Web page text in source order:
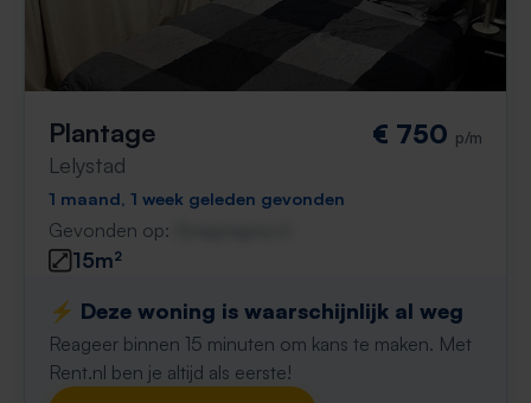
Plantage
Lelystad
€ 750 p/m
1 maand, 1 week geleden gevonden
Gevonden op:
15m²
⚡️ Deze woning is waarschijnlijk al weg
Reageer binnen 15 minuten om kans te maken. Met
Rent.nl ben je altijd als eerste!